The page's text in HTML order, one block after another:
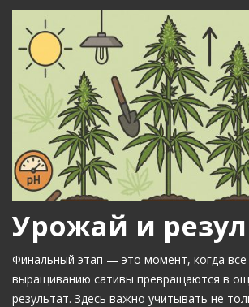
Урожай и
Финальный этап — это момент, когда все
выращиванию сативы превращаются в
результат. Здесь важно учитывать не